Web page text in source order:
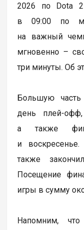
2026 по Dota 2
в 09:00 по
на важный
мгновенно –
три минуты. Об
Большую
день плей-
а также
и
также
Посещение
игры в сумму
Напомним,